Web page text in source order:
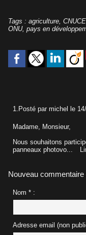
Tags : agriculture
ONU, pays en
1. Posté par michel le
Madame, Monsieur,
Nous souhaitons
panneaux photovo...
Nouveau commentaire
Nom * :
Adresse email (non